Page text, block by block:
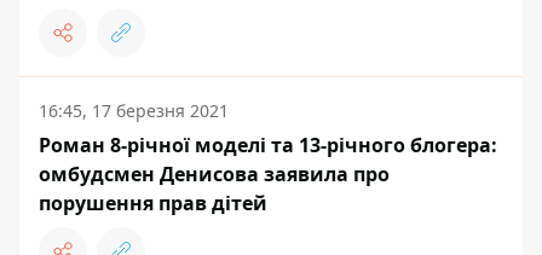
16:45, 17 березня 2021
Роман 8-річної моделі та 13-річного блогера:
омбудсмен Денисова заявила про
порушення прав дітей